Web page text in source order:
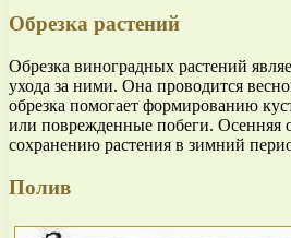
Обрезка растений
Обрезка виноградных растений
ухода за ними. Она проводится
обрезка помогает формированию
или поврежденные побеги. Осенняя
сохранению растения в зимний
Полив